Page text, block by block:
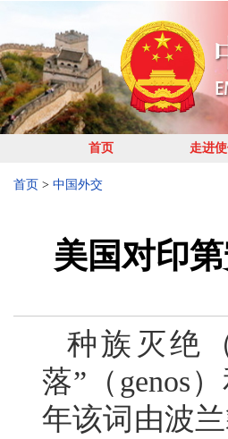
首页 走进
首页 > 中国外交
美国对印
种族灭绝
落”（genos
年该词由波